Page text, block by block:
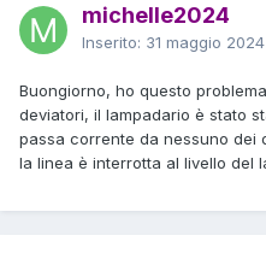
michelle2024
Inserito: 31 maggio 2024
Buongiorno, ho questo
deviatori, il lampadario è stato
passa corrente da nessuno dei
la linea è interrotta al livello del